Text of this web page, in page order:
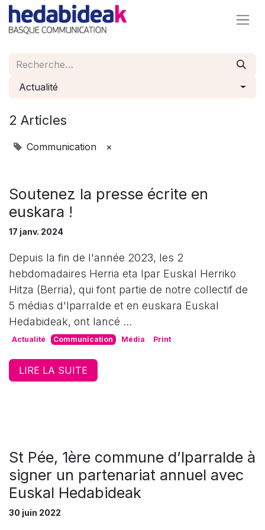
Actualité
2 Articles
Communication ×
Soutenez la presse écrite en
euskara !
17 janv. 2024
Depuis la fin de l'année 2023, les 2
hebdomadaires Herria eta Ipar Euskal Herriko
Hitza (Berria), qui font partie de notre collectif de
5 médias d'Iparralde et en euskara Euskal
Hedabideak, ont lancé ...
Actualité Communication Média Print
LIRE LA SUITE
St Pée, 1ère commune d’Iparralde à
signer un partenariat annuel avec
Euskal Hedabideak
30 juin 2022